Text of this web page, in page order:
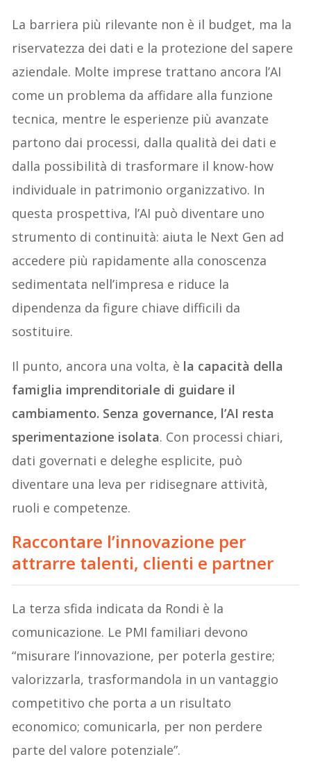
La barriera più rilevante non è il budget, ma la
riservatezza dei dati e la protezione del sapere
aziendale. Molte imprese trattano ancora l’AI
come un problema da affidare alla funzione
tecnica, mentre le esperienze più avanzate
partono dai processi, dalla qualità dei dati e
dalla possibilità di trasformare il know-how
individuale in patrimonio organizzativo. In
questa prospettiva, l’AI può diventare uno
strumento di continuità: aiuta le Next Gen ad
accedere più rapidamente alla conoscenza
sedimentata nell’impresa e riduce la
dipendenza da figure chiave difficili da
sostituire.
Il punto, ancora una volta, è la capacità della
famiglia imprenditoriale di guidare il
cambiamento. Senza governance, l’AI resta
sperimentazione isolata. Con processi chiari,
dati governati e deleghe esplicite, può
diventare una leva per ridisegnare attività,
ruoli e competenze.
Raccontare l’innovazione per
attrarre talenti, clienti e partner
La terza sfida indicata da Rondi è la
comunicazione. Le PMI familiari devono
“misurare l’innovazione, per poterla gestire;
valorizzarla, trasformandola in un vantaggio
competitivo che porta a un risultato
economico; comunicarla, per non perdere
parte del valore potenziale”.